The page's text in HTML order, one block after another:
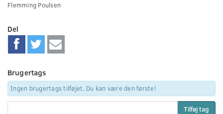
Flemming Poulsen
Del
Brugertags
Ingen brugertags tilføjet. Du kan være den første!
Tilføj tag